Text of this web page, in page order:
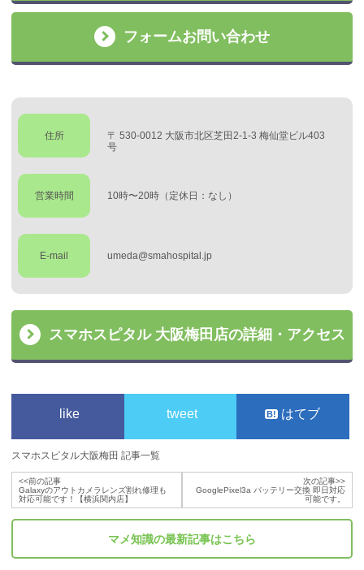
フォームお問い合わせ
住所
〒 530-0012 大阪市北区芝田2-1-3 梅仙堂ビル403
号
営業時間 10時〜20時（定休日：なし）
E-mail umeda@smahospital.jp
スマホスピタル 大阪梅田店の詳細・アクセス
like tweet はてブ
スマホスピタル大阪梅田 記事一覧
<<前の記事
Galaxyのアウトカメラレンズ割れ修理も
対応可能です！【横浜関内店】
次の記事>>
GooglePixel3a バッテリー交換 即日対応
可能です。
マメ知識の最新記事はこちら